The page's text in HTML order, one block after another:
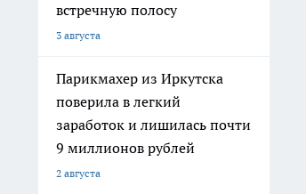
встречную полосу
3 августа
Парикмахер из Иркутска
поверила в легкий
заработок и лишилась почти
9 миллионов рублей
2 августа